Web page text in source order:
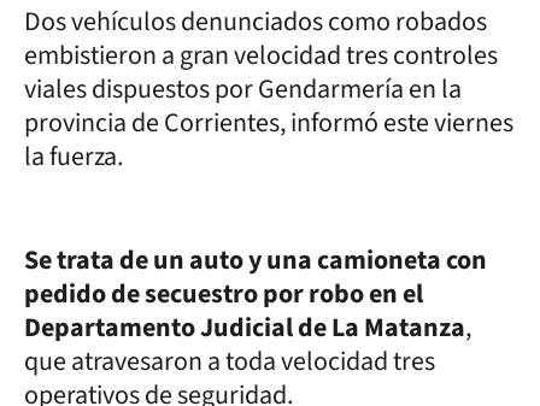
Dos vehículos denunciados como robados
embistieron a gran velocidad tres controles
viales dispuestos por Gendarmería en la
provincia de Corrientes, informó este viernes
la fuerza.
Se trata de un auto y una camioneta con
pedido de secuestro por robo en el
Departamento Judicial de La Matanza,
que atravesaron a toda velocidad tres
operativos de seguridad.